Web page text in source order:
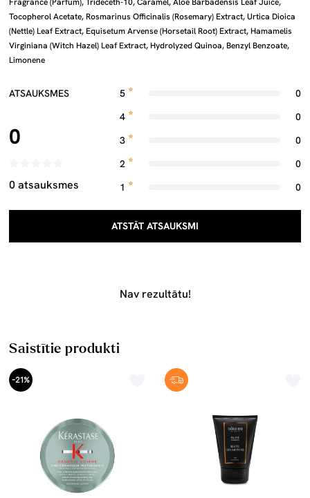
Tocopherol Acetate, Rosmarinus Officinalis (Rosemary) Extract, Urtica Dioica
(Nettle) Leaf Extract, Equisetum Arvense (Horsetail Root) Extract, Hamamelis
Virginiana (Witch Hazel) Leaf Extract, Hydrolyzed Quinoa, Benzyl Benzoate,
Limonene
ATSAUKSMES
0
0 atsauksmes
5
0
4
0
3
0
2
0
1
0
ATSTĀT ATSAUKSMI
Nav rezultātu!
Saistītie produkti
-21%